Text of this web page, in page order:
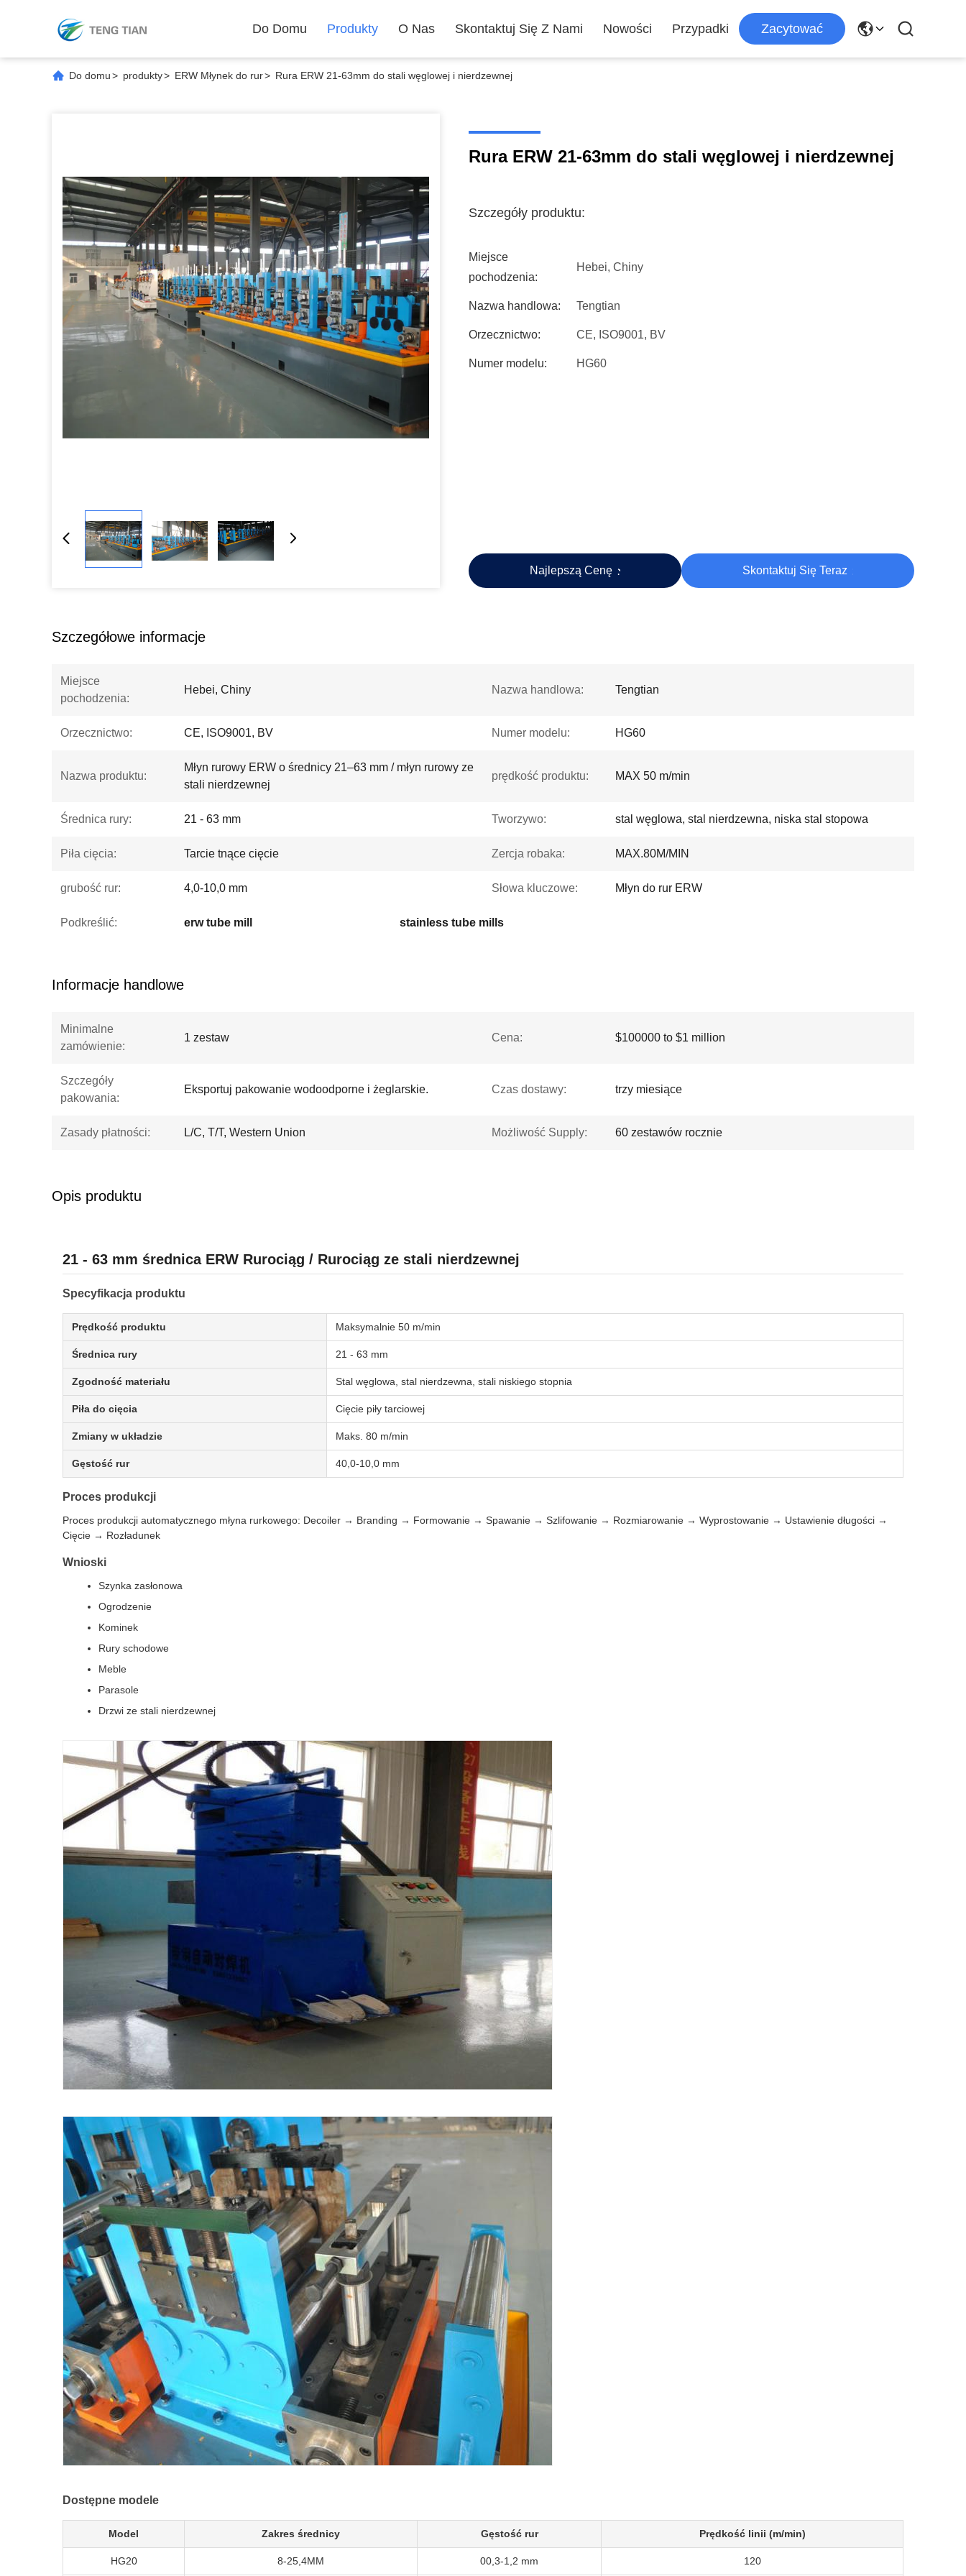
Do Domu Produkty O Nas Skontaktuj Się Z Nami Nowości Przypadki Zacytować
Do domu> produkty> ERW Młynek do rur> Rura ERW 21-63mm do stali węglowej i nierdzewnej
Rura ERW 21-63mm do stali węglowej i nierdzewnej
Szczegóły produktu:
Miejsce
pochodzenia:
Hebei, Chiny
Nazwa handlowa: Tengtian
Orzecznictwo: CE, ISO9001, BV
Numer modelu: HG60
Najlepszą Cenę Skontaktuj Się Teraz
Szczegółowe informacje
Miejsce
pochodzenia:
Hebei, Chiny Nazwa handlowa: Tengtian
Orzecznictwo: CE, ISO9001, BV Numer modelu: HG60
Nazwa produktu:
Młyn rurowy ERW o średnicy 21–63 mm / młyn rurowy ze
stali nierdzewnej
prędkość produktu: MAX 50 m/min
Średnica rury: 21 - 63 mm Tworzywo: stal węglowa, stal nierdzewna, niska stal stopowa
Piła cięcia: Tarcie tnące cięcie Zercja robaka: MAX.80M/MIN
grubość rur: 4,0-10,0 mm Słowa kluczowe: Młyn do rur ERW
Podkreślić: erw tube mill stainless tube mills
Informacje handlowe
Minimalne
zamówienie:
1 zestaw Cena: $100000 to $1 million
Szczegóły
pakowania:
Eksportuj pakowanie wodoodporne i żeglarskie. Czas dostawy: trzy miesiące
Zasady płatności: L/C, T/T, Western Union Możliwość Supply: 60 zestawów rocznie
Opis produktu
21 - 63 mm średnica ERW Rurociąg / Rurociąg ze stali nierdzewnej
Specyfikacja produktu
Prędkość produktu Maksymalnie 50 m/min
Średnica rury 21 - 63 mm
Zgodność materiału Stal węglowa, stal nierdzewna, stali niskiego stopnia
Piła do cięcia Cięcie piły tarciowej
Zmiany w układzie Maks. 80 m/min
Gęstość rur 40,0-10,0 mm
Proces produkcji
Proces produkcji automatycznego młyna rurkowego: Decoiler → Branding → Formowanie → Spawanie → Szlifowanie → Rozmiarowanie → Wyprostowanie → Ustawienie długości →
Cięcie → Rozładunek
Wnioski
Szynka zasłonowa
Ogrodzenie
Kominek
Rury schodowe
Meble
Parasole
Drzwi ze stali nierdzewnej
Dostępne modele
Model Zakres średnicy Gęstość rur Prędkość linii (m/min)
HG20 8-25,4MM 00,3-1,2 mm 120